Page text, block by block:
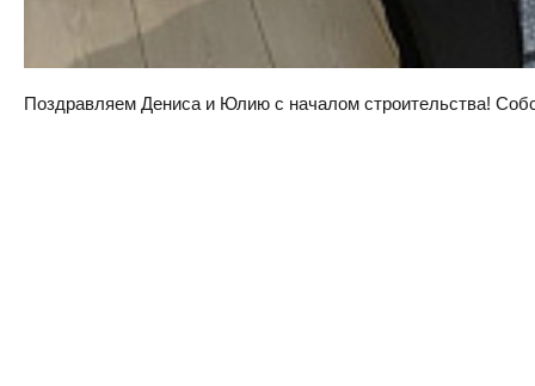
Поздравляем Дениса и Юлию с началом строительства!